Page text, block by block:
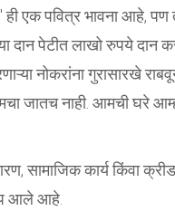
एक पवित्र भावना आहे, पण
दान पेटीत लाखो रुपये
नोकरांना गुरासारखे
जातच नाही. आमची घरे
सामाजिक कार्य किंवा
आले आहे.